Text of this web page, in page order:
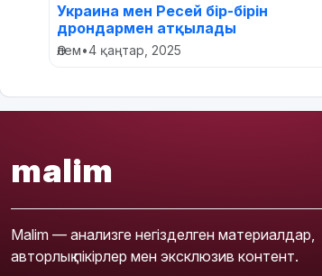
Украина мен Ресей бір-бірін
дрондармен атқылады
Әлем•4 қаңтар, 2025
malim
Malim — анализге негізделген материалдар,
авторлық пікірлер мен эксклюзив контент.